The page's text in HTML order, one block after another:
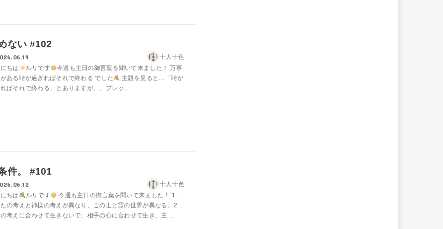
ない #102
十人十色
ちは ルリです
今週も主日の御言葉を聞いて来ました！ 万事
ある時が過ぎればそれで終わる でした
主題を見ると…「時が
ばそれで終わる」とありますが、、プレッ...
件。 #101
十人十色
ちは ルリです
今週も主日の御言葉を聞いて来ました！ 1．
の考えと神様の考えが異なり、この世と霊の世界が異なる。2．
の考えに合わせて生きないで、相手の心に合わせて生き、主...